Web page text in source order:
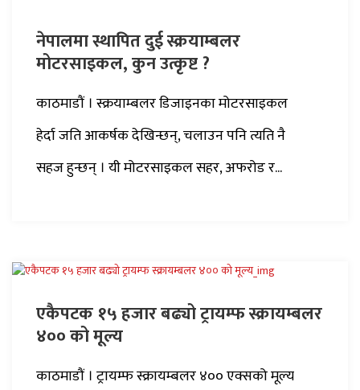
नेपालमा स्थापित दुई स्क्रयाम्बलर
मोटरसाइकल, कुन उत्कृष्ट ?
काठमाडौं । स्क्रयाम्बलर डिजाइनका मोटरसाइकल
हेर्दा जति आकर्षक देखिन्छन्, चलाउन पनि त्यति नै
सहज हुन्छन् । यी मोटरसाइकल सहर, अफरोड र...
एकैपटक १५ हजार बढ्यो ट्रायम्फ स्क्रायम्बलर
४०० को मूल्य
काठमाडौं । ट्रायम्फ स्क्रायम्बलर ४०० एक्सको मूल्य